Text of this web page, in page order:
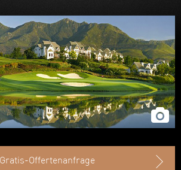
Äthiopien
Madagaskar
Marokko
Gratis-Offertenanfrage